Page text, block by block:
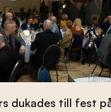
dukades till fest